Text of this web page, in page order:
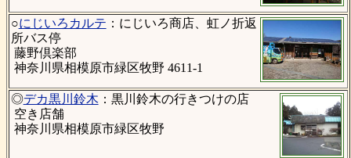
○にじいろカルテ ：にじいろ商店、虹ノ折返
所バス停
藤野倶楽部
神奈川県相模原市緑区牧野 4611-1
◎デカ黒川鈴木 ：黒川鈴木の行きつけの店
空き店舗
神奈川県相模原市緑区牧野